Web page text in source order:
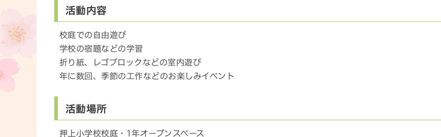
活動内容
校庭での自由遊び
学校の宿題などの学習
折り紙、レゴブロックなどの室内遊び
年に数回、季節の工作などのお楽しみイベント
活動場所
押上小学校校庭・1年オープンスペース